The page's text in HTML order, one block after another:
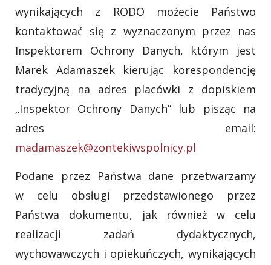
wynikających z RODO możecie Państwo
kontaktować się z wyznaczonym przez nas
Inspektorem Ochrony Danych, którym jest
Marek Adamaszek kierując korespondencję
tradycyjną na adres placówki z dopiskiem
„Inspektor Ochrony Danych” lub pisząc na
adres email:
madamaszek@zontekiwspolnicy.pl
Podane przez Państwa dane przetwarzamy
w celu obsługi przedstawionego przez
Państwa dokumentu, jak również w celu
realizacji zadań dydaktycznych,
wychowawczych i opiekuńczych, wynikających